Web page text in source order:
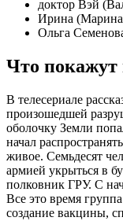
доктор Вэй
Ирина (Марина
Ольга
Что покажут
В телесериале
произошедшей
оболочку Земли
начал
живое. Семьдесят
армией укрыться в
полковник ГРУ. С
Все это время
создание вакцины,